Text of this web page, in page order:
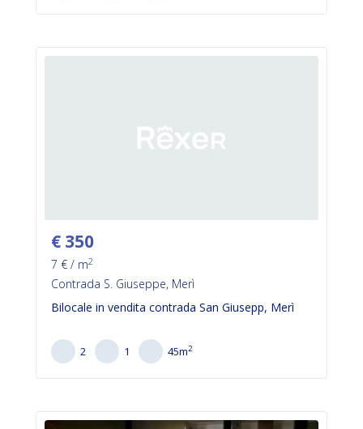
€ 350
7 € / m2
Contrada S. Giuseppe, Merì
Bilocale in vendita contrada San Giusepp, Merì
2 1 45m2